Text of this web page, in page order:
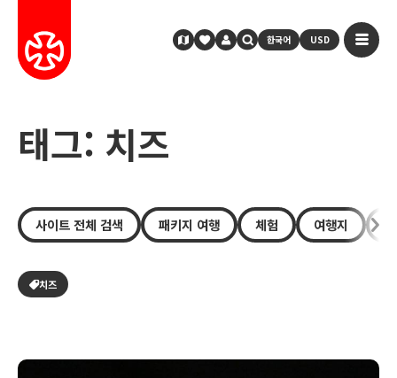
한국어 USD
태그: 치즈
사이트 전체 검색 패키지 여행 체험 여행지
치즈